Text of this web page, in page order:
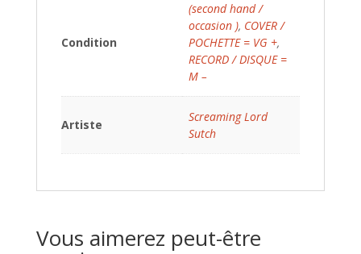
Condition
(second hand /
occasion ), COVER /
POCHETTE = VG +,
RECORD / DISQUE =
M –
Artiste
Screaming Lord
Sutch
Vous aimerez peut-être